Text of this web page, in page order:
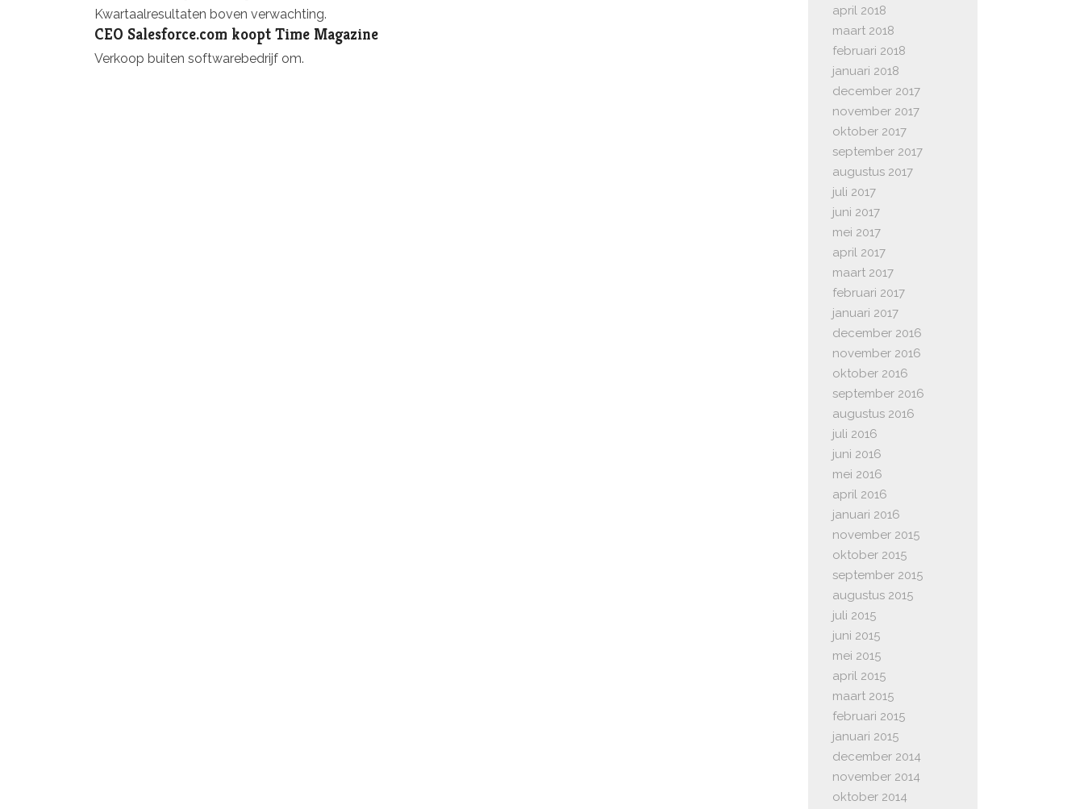
Kwartaalresultaten boven verwachting.
CEO Salesforce.com koopt Time Magazine
Verkoop buiten softwarebedrijf om.
april 2018
maart 2018
februari 2018
januari 2018
december 2017
november 2017
oktober 2017
september 2017
augustus 2017
juli 2017
juni 2017
mei 2017
april 2017
maart 2017
februari 2017
januari 2017
december 2016
november 2016
oktober 2016
september 2016
augustus 2016
juli 2016
juni 2016
mei 2016
april 2016
januari 2016
november 2015
oktober 2015
september 2015
augustus 2015
juli 2015
juni 2015
mei 2015
april 2015
maart 2015
februari 2015
januari 2015
december 2014
november 2014
oktober 2014